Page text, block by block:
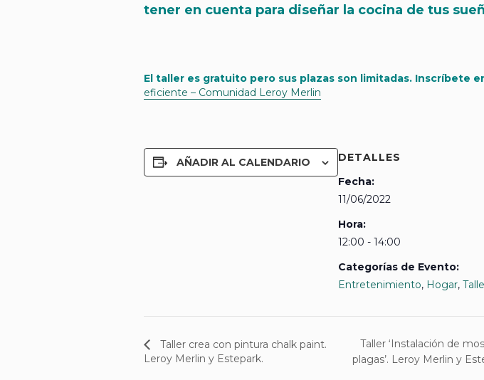
tener en cuenta para diseñar la cocina de tus
El taller es gratuito pero sus plazas son limitadas. Inscríbete
eficiente – Comunidad Leroy Merlin
AÑADIR AL CALENDARIO
DETALLES
Fecha:
11/06/2022
Hora:
12:00 - 14:00
Categorías de Evento:
Entretenimiento, Hogar,
Taller crea con pintura chalk paint.
Leroy Merlin y Estepark.
Taller ‘Instalación de
plagas’. Leroy Merlin y